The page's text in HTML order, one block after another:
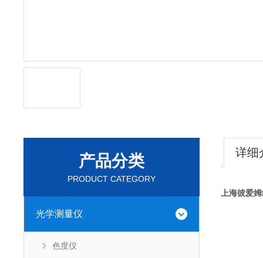
产品分类
PRODUCT CATEGORY
光学测量仪
色度仪
详细
上海彼爱